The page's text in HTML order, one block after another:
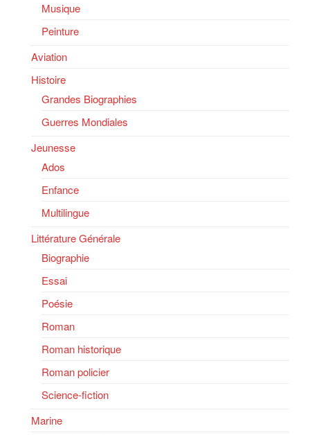
Musique
Peinture
Aviation
Histoire
Grandes Biographies
Guerres Mondiales
Jeunesse
Ados
Enfance
Multilingue
Littérature Générale
Biographie
Essai
Poésie
Roman
Roman historique
Roman policier
Science-fiction
Marine